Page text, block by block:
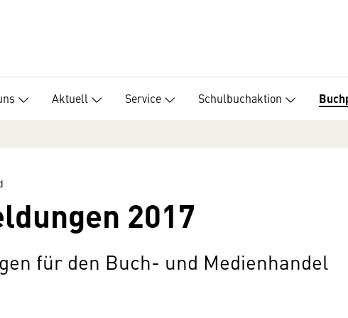
Aktuell Service Schulbuchaktion
2017
für den Buch- und Medienhandel